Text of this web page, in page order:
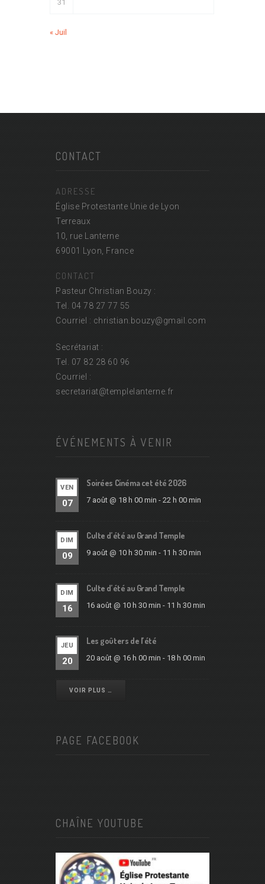
31
« Juil
CONTACT
ADRESSE
Église Protestante Unie de Lyon
Terreaux
10, rue Lanterne
69001 Lyon, France
CONTACT
Pasteur Christian Bouzy :
Tel. 04 78 27 77 55
Courriel : christian.bouzy@gmail.com
Secrétariat :
Tel. 07 82 28 60 96
Courriel :
secretariat@templelanterne.fr
ÉVÉNEMENTS À VENIR
VEN
07
Soirées Cinéma cet été 2026
7 août @ 18 h 00 min - 22 h 00 min
DIM
09
Culte d’été au Grand Temple
9 août @ 10 h 30 min - 11 h 30 min
DIM
16
Culte d’été au Grand Temple
16 août @ 10 h 30 min - 11 h 30 min
JEU
20
Les goûters de l’été
20 août @ 16 h 00 min - 18 h 00 min
VOIR PLUS …
PAGE FACEBOOK
CHAÎNE YOUTUBE